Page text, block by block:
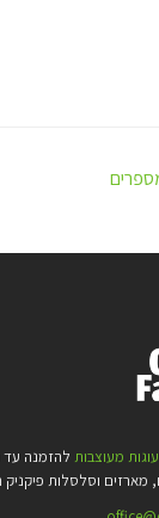
עוגות מעוצבות להזמנה עד
מארזים וסלסלות